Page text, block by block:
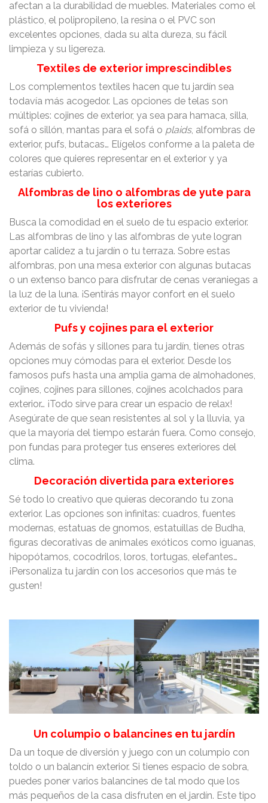
afectan a la durabilidad de muebles. Materiales como el
plástico, el polipropileno, la resina o el PVC son
excelentes opciones, dada su alta dureza, su fácil
limpieza y su ligereza.
Textiles de exterior imprescindibles
Los complementos textiles hacen que tu jardín sea
todavía más acogedor. Las opciones de telas son
múltiples: cojines de exterior, ya sea para hamaca, silla,
sofá o sillón, mantas para el sofá o plaids, alfombras de
exterior, pufs, butacas… Elígelos conforme a la paleta de
colores que quieres representar en el exterior y ya
estarías cubierto.
Alfombras de lino o alfombras de yute para
los exteriores
Busca la comodidad en el suelo de tu espacio exterior.
Las alfombras de lino y las alfombras de yute logran
aportar calidez a tu jardín o tu terraza. Sobre estas
alfombras, pon una mesa exterior con algunas butacas
o un extenso banco para disfrutar de cenas veraniegas a
la luz de la luna. ¡Sentirás mayor confort en el suelo
exterior de tu vivienda!
Pufs y cojines para el exterior
Además de sofás y sillones para tu jardín, tienes otras
opciones muy cómodas para el exterior. Desde los
famosos pufs hasta una amplia gama de almohadones,
cojines, cojines para sillones, cojines acolchados para
exterior… ¡Todo sirve para crear un espacio de relax!
Asegúrate de que sean resistentes al sol y la lluvia, ya
que la mayoría del tiempo estarán fuera. Como consejo,
pon fundas para proteger tus enseres exteriores del
clima.
Decoración divertida para exteriores
Sé todo lo creativo que quieras decorando tu zona
exterior. Las opciones son infinitas: cuadros, fuentes
modernas, estatuas de gnomos, estatuillas de Budha,
figuras decorativas de animales exóticos como iguanas,
hipopótamos, cocodrilos, loros, tortugas, elefantes…
¡Personaliza tu jardín con los accesorios que más te
gusten!
Un columpio o balancines en tu jardín
Da un toque de diversión y juego con un columpio con
toldo o un balancín exterior. Si tienes espacio de sobra,
puedes poner varios balancines de tal modo que los
más pequeños de la casa disfruten en el jardín. Este tipo